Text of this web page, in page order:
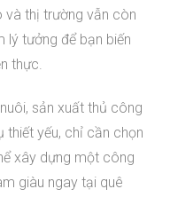
và thị trường vẫn còn
lý tưởng để bạn biến
thực.
sản xuất thủ công
thiết yếu, chỉ cần chọn
xây dựng một công
giàu ngay tại quê